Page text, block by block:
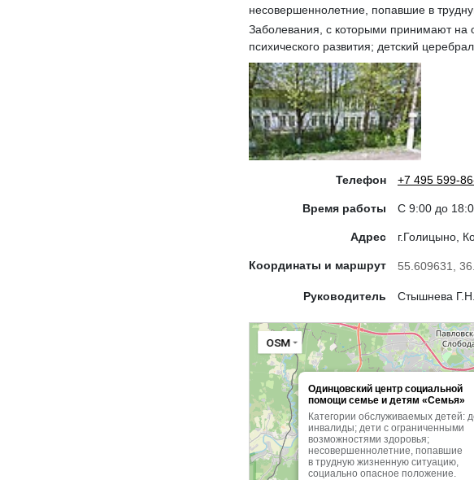
несовершеннолетние, попавшие в
Заболевания, с которыми принимают на
психического развития; детский
Телефон +7 495 599-
Время работы С 9:00 до
Адрес г.Голицыно,
Координаты и маршрут 55.609631,
Руководитель Стышнева Г.Н.
Одинцовский центр социальной
помощи семье и детям «Семья»
Категории обслуживаемых детей:
инвалиды; дети с ограниченными
возможностями здоровья;
несовершеннолетние, попавшие
в трудную жизненную ситуацию,
социально опасное положение.
OSM